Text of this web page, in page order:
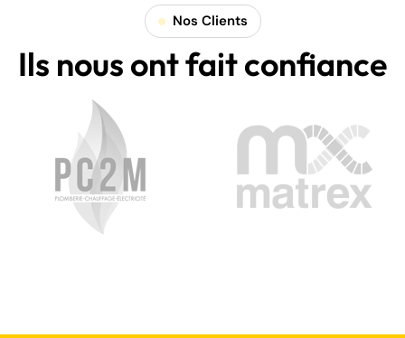
Nos Clients
Ils nous ont fait confiance